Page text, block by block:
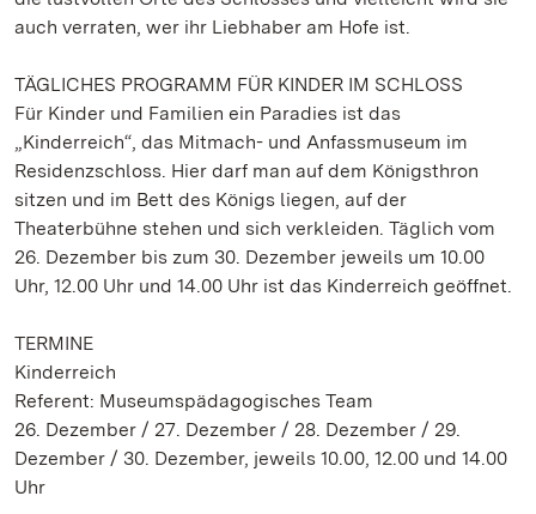
auch verraten, wer ihr Liebhaber am Hofe ist.
TÄGLICHES PROGRAMM FÜR KINDER IM SCHLOSS
Für Kinder und Familien ein Paradies ist das
„Kinderreich“, das Mitmach- und Anfassmuseum im
Residenzschloss. Hier darf man auf dem Königsthron
sitzen und im Bett des Königs liegen, auf der
Theaterbühne stehen und sich verkleiden. Täglich vom
26. Dezember bis zum 30. Dezember jeweils um 10.00
Uhr, 12.00 Uhr und 14.00 Uhr ist das Kinderreich geöffnet.
TERMINE
Kinderreich
Referent: Museumspädagogisches Team
26. Dezember / 27. Dezember / 28. Dezember / 29.
Dezember / 30. Dezember, jeweils 10.00, 12.00 und 14.00
Uhr